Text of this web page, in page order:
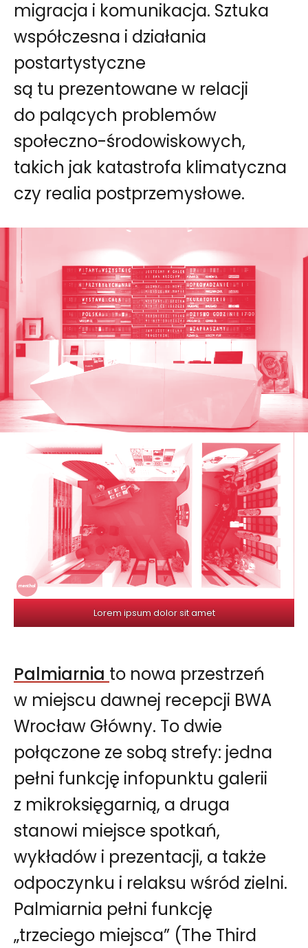
migracja i komunikacja. Sztuka
współczesna i działania
postartystyczne
są tu prezentowane w relacji
do palących problemów
społeczno-środowiskowych,
takich jak katastrofa klimatyczna
czy realia postprzemysłowe.
Lorem ipsum dolor sit amet
Palmiarnia to nowa przestrzeń
w miejscu dawnej recepcji BWA
Wrocław Główny. To dwie
połączone ze sobą strefy: jedna
pełni funkcję infopunktu galerii
z mikroksięgarnią, a druga
stanowi miejsce spotkań,
wykładów i prezentacji, a także
odpoczynku i relaksu wśród zielni.
Palmiarnia pełni funkcję
„trzeciego miejsca” (The Third